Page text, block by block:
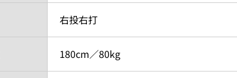
右投右打
180cm／80kg